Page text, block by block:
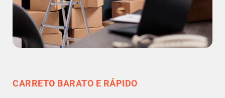
CARRETO BARATO E RÁPIDO